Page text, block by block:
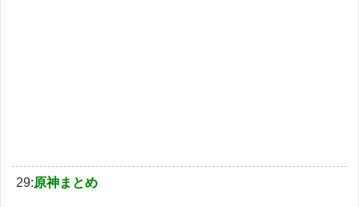
29:原神まとめ